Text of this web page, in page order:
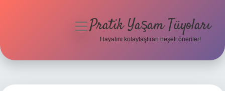
menüyü
Pratik Yaşam Tüyoları
Hayatını kolaylaştıran neşeli öneriler!